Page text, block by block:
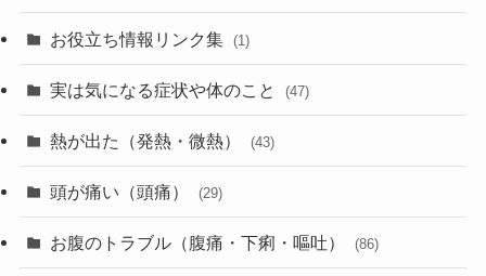
お役立ち情報リンク集 (1)
実は気になる症状や体のこと (47)
熱が出た（発熱・微熱） (43)
頭が痛い（頭痛） (29)
お腹のトラブル（腹痛・下痢・嘔吐） (86)